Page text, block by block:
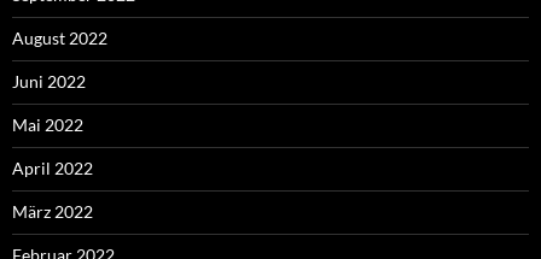
August 2022
Juni 2022
Mai 2022
April 2022
März 2022
Februar 2022